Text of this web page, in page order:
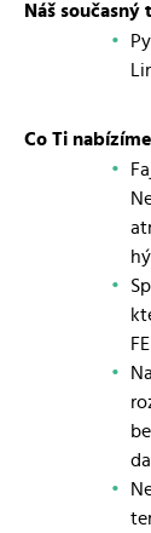
Náš současný
Co Ti